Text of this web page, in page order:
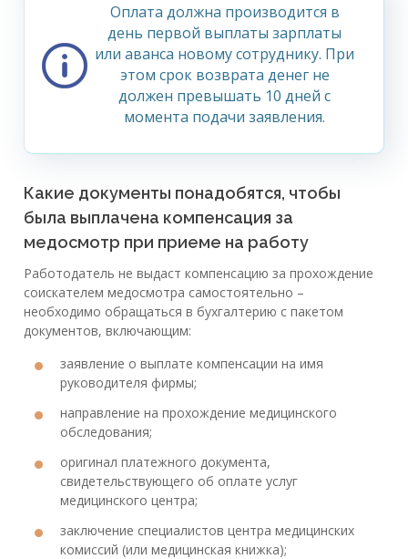
Оплата должна производится в
день первой выплаты зарплаты
или аванса новому сотруднику. При
этом срок возврата денег не
должен превышать 10 дней с
момента подачи заявления.
Какие документы понадобятся, чтобы
была выплачена компенсация за
медосмотр при приеме на работу
Работодатель не выдаст компенсацию за прохождение
соискателем медосмотра самостоятельно –
необходимо обращаться в бухгалтерию с пакетом
документов, включающим:
заявление о выплате компенсации на имя
руководителя фирмы;
направление на прохождение медицинского
обследования;
оригинал платежного документа,
свидетельствующего об оплате услуг
медицинского центра;
заключение специалистов центра медицинских
комиссий (или медицинская книжка);